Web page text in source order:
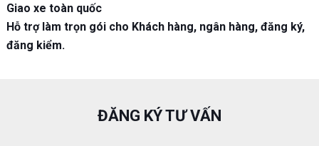
Giao xe toàn quốc
Hỗ trợ làm trọn gói cho Khách hàng, ngân hàng, đăng ký,
đăng kiểm.
ĐĂNG KÝ TƯ VẤN